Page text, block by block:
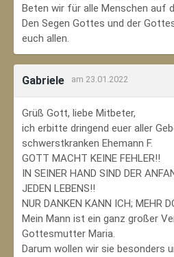
Beten wir für alle Menschen auf
Den Segen Gottes und der
euch allen.
Gabriele am 23.01.2022
Grüß Gott, liebe Mitbeter,
ich erbitte dringend euer aller
schwerstkranken Ehemann F.
GOTT MACHT KEINE FEHLER!!
IN SEINER HAND SIND DER
JEDEN LEBENS!!
NUR DANKEN KANN ICH; MEHR
Mein Mann ist ein ganz großer
Gottesmutter Maria.
Darum wollen wir sie besonders